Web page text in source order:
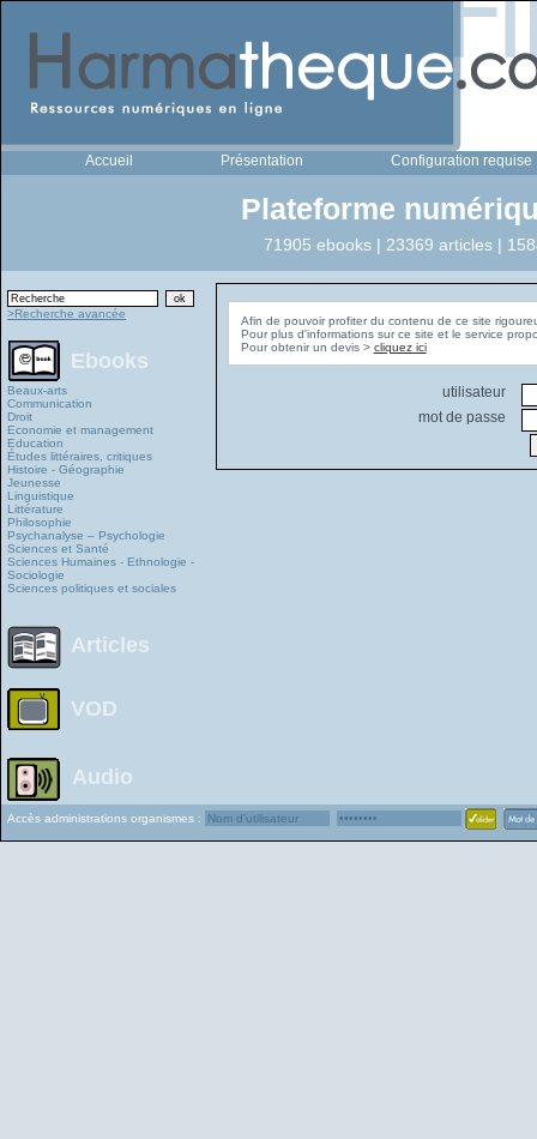
Accueil Présentation Configuration requise
Plateforme
71905 ebooks | 23369 articles |
>Recherche avancée
Ebooks
Beaux-arts
Communication
Droit
Economie et management
Education
Études littéraires, critiques
Histoire - Géographie
Jeunesse
Linguistique
Littérature
Philosophie
Psychanalyse – Psychologie
Sciences et Santé
Sciences Humaines - Ethnologie -
Sociologie
Sciences politiques et sociales
Articles
VOD
Audio
Afin de pouvoir profiter du contenu de ce site
Pour plus d'informations sur ce site et le service
Pour obtenir un devis > cliquez ici
utilisateur
mot de passe
Accès administrations organismes :